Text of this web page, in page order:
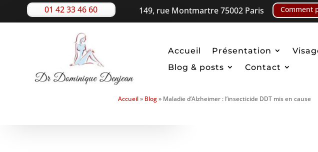
01 42 33 46 60 149, rue Montmartre 75002 Paris Comment
Accueil Présentation
Blog & posts
Contact
Accueil» Blog» Maladie d’Alzheimer : l’insecticide DDT mis en cause